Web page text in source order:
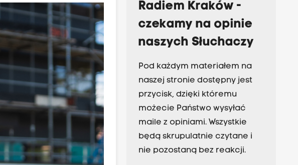
Radiem Kraków -
czekamy na opinie
naszych Słuchaczy
Pod każdym materiałem na
naszej stronie dostępny jest
przycisk, dzięki któremu
możecie Państwo wysyłać
maile z opiniami. Wszystkie
będą skrupulatnie czytane i
nie pozostaną bez reakcji.